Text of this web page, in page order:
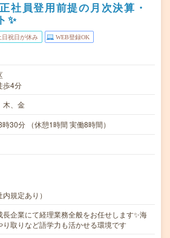
社員登用前提の月次決算・
✨
日祝日が休み WEB登録OK
歩4分
木、金
30分 （休憩1時間 実働8時間）
規定あり）
長企業にて経理業務全般をお任せします✨海
り取りなど語学力も活かせる環境です